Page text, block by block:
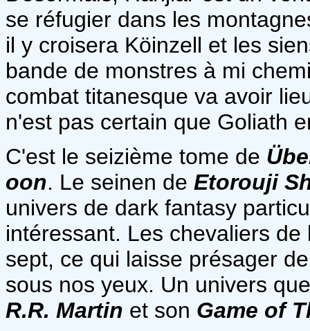
se réfugier dans les
il y croisera Köinzell et les
bande de monstres à mi
combat titanesque va avoir
n'est pas certain que Goliath
C'est le seizième tome de
oon. Le seinen de Etorouji
univers de dark fantasy
intéressant. Les chevaliers
sept, ce qui laisse présager
sous nos yeux. Un univers
R.R. Martin et son Game of